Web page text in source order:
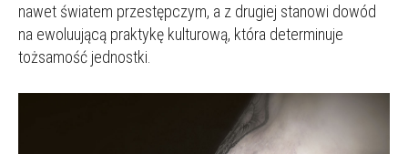
nawet światem przestępczym, a z drugiej stanowi dowód
na ewoluującą praktykę kulturową, która determinuje
tożsamość jednostki.